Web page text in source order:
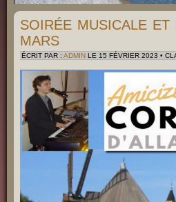
SOIRÉE MUSICALE
MARS
ÉCRIT PAR : ADMIN LE 15 FÉVRIER 2023 •